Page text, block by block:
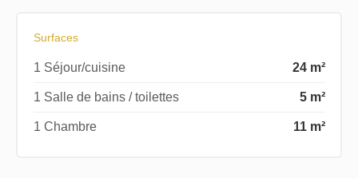
Surfaces
1 Séjour/cuisine 24 m²
1 Salle de bains / toilettes 5 m²
1 Chambre 11 m²